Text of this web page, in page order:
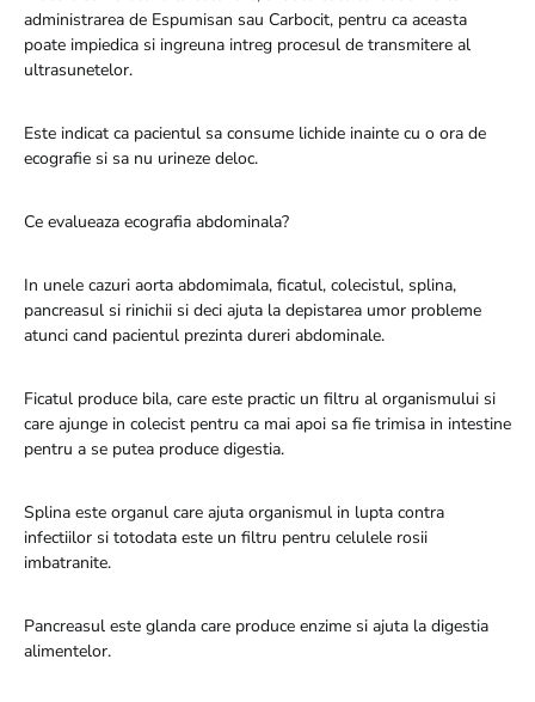
administrarea de Espumisan sau Carbocit, pentru ca aceasta
poate impiedica si ingreuna intreg procesul de transmitere al
ultrasunetelor.
Este indicat ca pacientul sa consume lichide inainte cu o ora de
ecografie si sa nu urineze deloc.
Ce evalueaza ecografia abdominala?
In unele cazuri aorta abdomimala, ficatul, colecistul, splina,
pancreasul si rinichii si deci ajuta la depistarea umor probleme
atunci cand pacientul prezinta dureri abdominale.
Ficatul produce bila, care este practic un filtru al organismului si
care ajunge in colecist pentru ca mai apoi sa fie trimisa in intestine
pentru a se putea produce digestia.
Splina este organul care ajuta organismul in lupta contra
infectiilor si totodata este un filtru pentru celulele rosii
imbatranite.
Pancreasul este glanda care produce enzime si ajuta la digestia
alimentelor.